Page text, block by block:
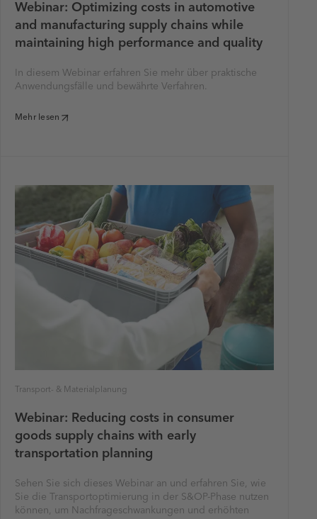
Webinar: Optimizing costs in automotive
and manufacturing supply chains while
maintaining high performance and quality
In diesem Webinar erfahren Sie mehr über praktische
Anwendungsfälle und bewährte Verfahren.
Mehr lesen
Transport- & Materialplanung
Webinar: Reducing costs in consumer
goods supply chains with early
transportation planning
Sehen Sie sich dieses Webinar an und erfahren Sie, wie
Sie die Transportoptimierung in der S&OP-Phase nutzen
können, um Nachfrageschwankungen und erhöhten